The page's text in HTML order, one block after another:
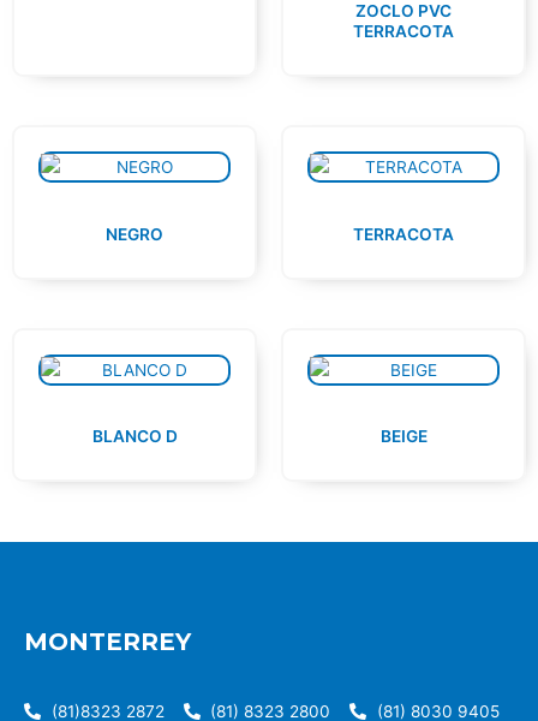
ZOCLO PVC
TERRACOTA
NEGRO TERRACOTA
BLANCO D BEIGE
MONTERREY
(81)8323 2872 (81) 8323 2800
(81) 8030 9405